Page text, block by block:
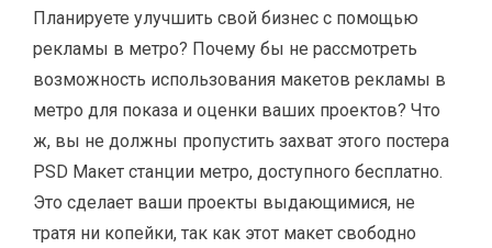
Планируете улучшить свой бизнес с помощью
рекламы в метро? Почему бы не рассмотреть
возможность использования макетов рекламы в
метро для показа и оценки ваших проектов? Что
ж, вы не должны пропустить захват этого постера
PSD Макет станции метро, ​​доступного бесплатно.
Это сделает ваши проекты выдающимися, не
тратя ни копейки, так как этот макет свободно